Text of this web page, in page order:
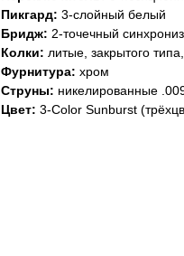
Пикгард: 3-слойный белый
Бридж: 2-точечный
Колки: литые, закрытого
Фурнитура: хром
Струны: никелированные
Цвет: 3-Color Sunburst